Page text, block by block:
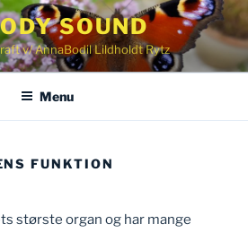
SOUND
v/ AnnaBodil Lildholdt Rytz
Menu
FUNKTION
største organ og har mange